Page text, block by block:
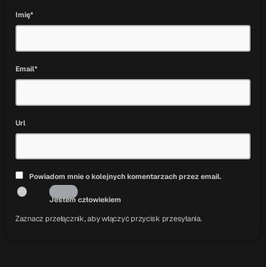
Imię*
Email*
Url
Powiadom mnie o kolejnych komentarzach przez email.
Jestem człowiekiem
Zaznacz przełącznik, aby włączyć przycisk przesyłania.